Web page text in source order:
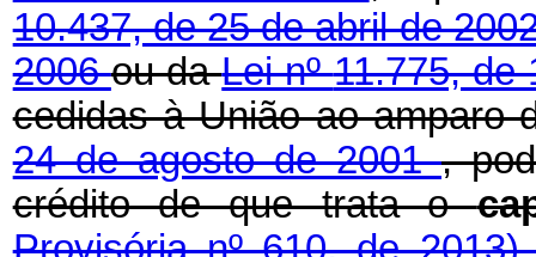
10.437, de 25 de abril de
2006ou daLei nº11.775, de
cedidas à União ao amparo
24 de agosto de 2001,
crédito de que trata o